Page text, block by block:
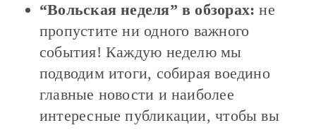
“Вольская неделя” в обзорах: не
пропустите ни одного важного
события! Каждую неделю мы
подводим итоги, собирая воедино
главные новости и наиболее
интересные публикации, чтобы вы